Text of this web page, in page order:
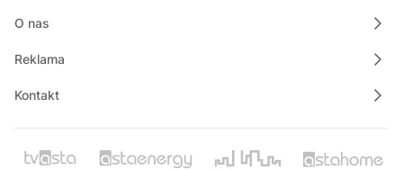
O nas
Reklama
Kontakt